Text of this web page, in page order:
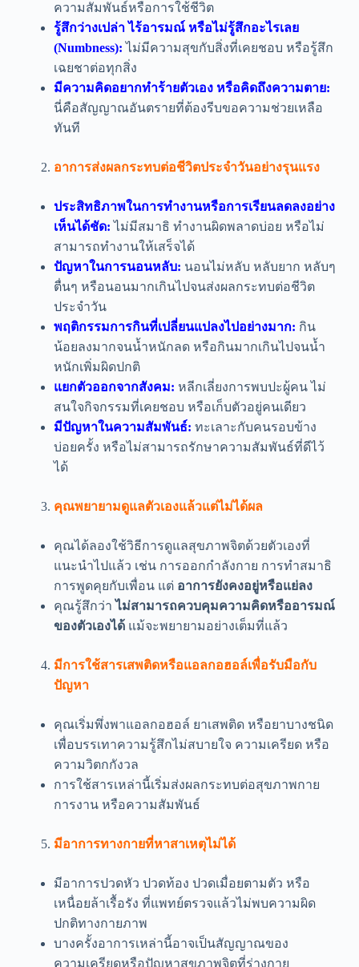
ความสัมพันธ์หรือการใช้ชีวิต
รู้สึกว่างเปล่า ไร้อารมณ์ หรือไม่รู้สึกอะไรเลย
(Numbness): ไม่มีความสุขกับสิ่งที่เคยชอบ หรือรู้สึก
เฉยชาต่อทุกสิ่ง
มีความคิดอยากทำร้ายตัวเอง หรือคิดถึงความตาย:
นี่คือสัญญาณอันตรายที่ต้องรีบขอความช่วยเหลือ
ทันที
อาการส่งผลกระทบต่อชีวิตประจำวันอย่างรุนแรง
ประสิทธิภาพในการทำงานหรือการเรียนลดลงอย่าง
เห็นได้ชัด: ไม่มีสมาธิ ทำงานผิดพลาดบ่อย หรือไม่
สามารถทำงานให้เสร็จได้
ปัญหาในการนอนหลับ: นอนไม่หลับ หลับยาก หลับๆ
ตื่นๆ หรือนอนมากเกินไปจนส่งผลกระทบต่อชีวิต
ประจำวัน
พฤติกรรมการกินที่เปลี่ยนแปลงไปอย่างมาก: กิน
น้อยลงมากจนน้ำหนักลด หรือกินมากเกินไปจนน้ำ
หนักเพิ่มผิดปกติ
แยกตัวออกจากสังคม: หลีกเลี่ยงการพบปะผู้คน ไม่
สนใจกิจกรรมที่เคยชอบ หรือเก็บตัวอยู่คนเดียว
มีปัญหาในความสัมพันธ์: ทะเลาะกับคนรอบข้าง
บ่อยครั้ง หรือไม่สามารถรักษาความสัมพันธ์ที่ดีไว้
ได้
คุณพยายามดูแลตัวเองแล้วแต่ไม่ได้ผล
คุณได้ลองใช้วิธีการดูแลสุขภาพจิตด้วยตัวเองที่
แนะนำไปแล้ว เช่น การออกกำลังกาย การทำสมาธิ
การพูดคุยกับเพื่อน แต่ อาการยังคงอยู่หรือแย่ลง
คุณรู้สึกว่าไม่สามารถควบคุมความคิดหรืออารมณ์
ของตัวเองได้แม้จะพยายามอย่างเต็มที่แล้ว
มีการใช้สารเสพติดหรือแอลกอฮอล์เพื่อรับมือกับ
ปัญหา
คุณเริ่มพึ่งพาแอลกอฮอล์ ยาเสพติด หรือยาบางชนิด
เพื่อบรรเทาความรู้สึกไม่สบายใจ ความเครียด หรือ
ความวิตกกังวล
การใช้สารเหล่านี้เริ่มส่งผลกระทบต่อสุขภาพกาย
การงาน หรือความสัมพันธ์
มีอาการทางกายที่หาสาเหตุไม่ได้
มีอาการปวดหัว ปวดท้อง ปวดเมื่อยตามตัว หรือ
เหนื่อยล้าเรื้อรัง ที่แพทย์ตรวจแล้วไม่พบความผิด
ปกติทางกายภาพ
บางครั้งอาการเหล่านี้อาจเป็นสัญญาณของ
ความเครียดหรือปัญหาสุขภาพจิตที่ร่างกาย